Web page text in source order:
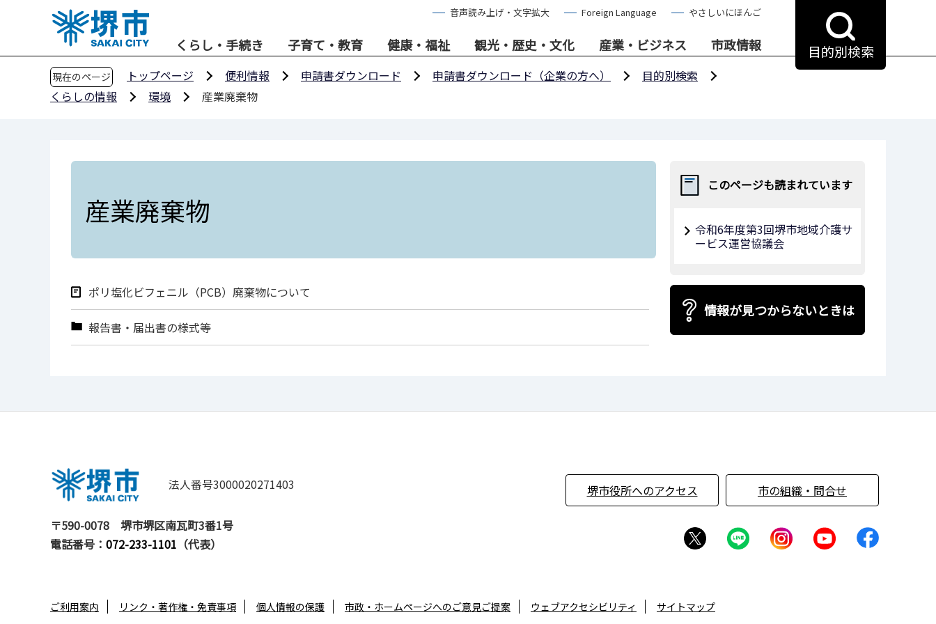
音声読み上げ・文字拡大 Foreign Language やさしいにほんご
くらし・手続き 子育て・教育 健康・福祉 観光・歴史・文化 産業・ビジネス 市政情報 目的別検索
現在のページ トップページ 便利情報 申請書ダウンロード 申請書ダウンロード（企業の方へ）
目的別検索
くらしの情報
環境 産業廃棄物
産業廃棄物
ポリ塩化ビフェニル（PCB）廃棄物について
報告書・届出書の様式等
このページも読まれています
令和6年度第3回堺市地域介護サ
ービス運営協議会
情報が見つからないときは
法人番号3000020271403
〒590-0078
堺市堺区南瓦町3番1号
電話番号： 072-233-1101 （代表）
堺市役所へのアクセス 市の組織・問合せ
ご利用案内 リンク・著作権・免責事項 個人情報の保護 市政・ホームページへのご意見ご提案 ウェブアクセシビリティ サイトマップ